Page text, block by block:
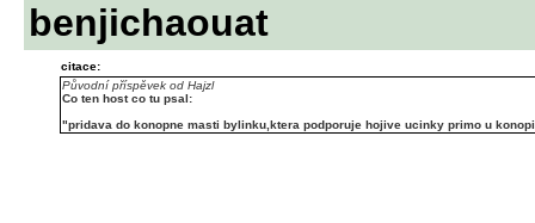
benjichaouat
citace:
Původní příspěvek od Hajzl
Co ten host co tu psal:
"pridava do konopne masti bylinku,ktera podporuje hojive ucinky primo u